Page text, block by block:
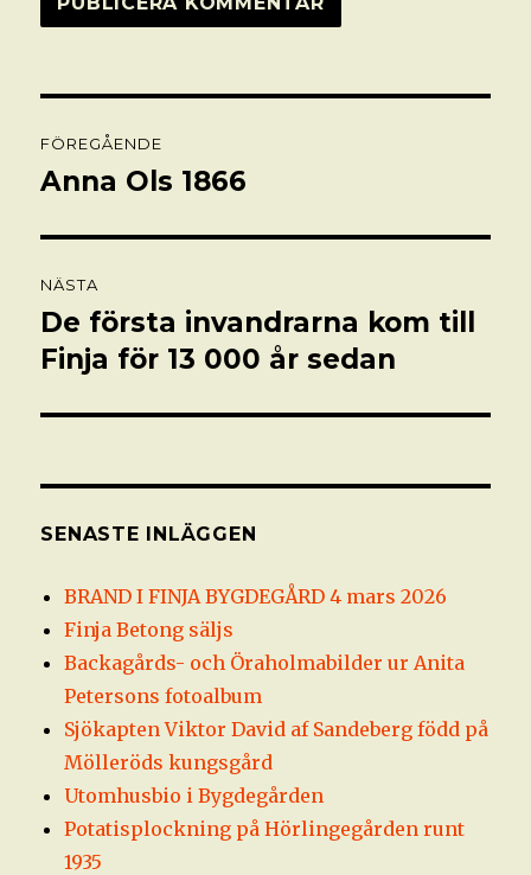
FÖREGÅENDE
Föregående
Anna Ols 1866
NÄSTA
Nästa
inlägg:
De första invandrarna kom till
Finja för 13 000 år sedan
SENASTE INLÄGGEN
BRAND I FINJA BYGDEGÅRD 4 mars 2026
Finja Betong säljs
Backagårds- och Öraholmabilder ur Anita
Petersons fotoalbum
Sjökapten Viktor David af Sandeberg född på
Mölleröds kungsgård
Utomhusbio i Bygdegården
Potatisplockning på Hörlingegården runt
1935